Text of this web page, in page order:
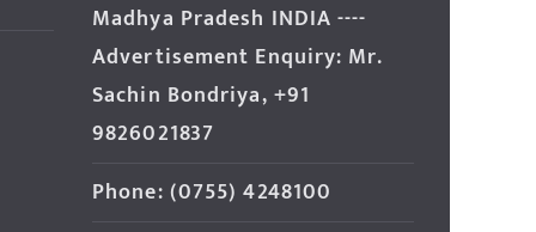
Madhya Pradesh INDIA ----
Advertisement Enquiry: Mr.
Sachin Bondriya, +91
9826021837
Phone: (0755) 4248100